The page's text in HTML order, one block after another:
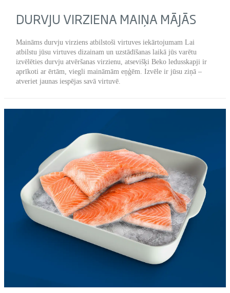
DURVJU VIRZIENA MAIŅA MĀJĀS
Maināms durvju virziens atbilstoši virtuves iekārtojumam Lai
atbilstu jūsu virtuves dizainam un uzstādīšanas laikā jūs varētu
izvēlēties durvju atvēršanas virzienu, atsevišķi Beko ledusskapji ir
aprīkoti ar ērtām, viegli maināmām eņģēm. Izvēle ir jūsu ziņā –
atveriet jaunas iespējas savā virtuvē.